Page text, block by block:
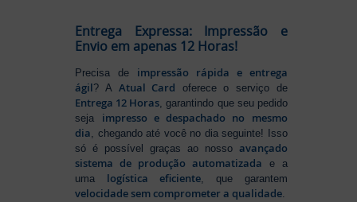
Entrega Expressa: Impressão e
Envio em apenas 12 Horas!
Precisa de impressão rápida e entrega
ágil? A Atual Card oferece o serviço de
Entrega 12 Horas, garantindo que seu pedido
seja impresso e despachado no mesmo
dia, chegando até você no dia seguinte! Isso
só é possível graças ao nosso avançado
sistema de produção automatizada e a
uma logística eficiente, que garantem
velocidade sem comprometer a qualidade.